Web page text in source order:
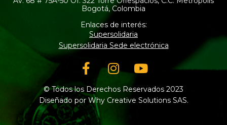
Bogotá, Colombia
Enlaces de interés:
Supersolidaria
Supersolidaria Sede electrónica
Facebook-
f
Instagram
Youtube
© Todos los Derechos Reservados 2023
Diseñado por Why Creative Solutions SAS.